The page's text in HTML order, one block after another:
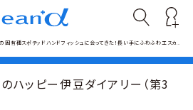
の固有種スポテッドハンドフィッシュに会ってきた！長い手にふわふわエスカ…
ハッピー伊豆ダイアリー（第3